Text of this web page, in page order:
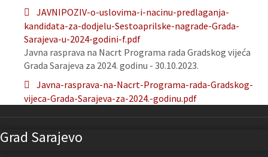
JAVNIPOZIV-o-uslovima-i-nacinu-predlaganja-
kandidata-za-dodjelu-Sestoaprilske-nagrade-Grada-
Sarajeva-u-2024-godini-f.pdf
Javna rasprava na Nacrt Programa rada Gradskog vijeća
Grada Sarajeva za 2024. godinu - 30.10.2023.
Javna-rasprava-na-Nacrt-Programa-rada-Gradskog-
vijeca-Grada-Sarajeva-za-2024.-godinu.pdf
Grad Sarajevo